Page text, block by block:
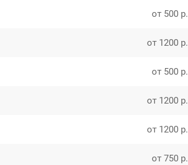
от 500 р.
от 1200 р.
от 500 р.
от 1200 р.
от 1200 р.
от 750 р.